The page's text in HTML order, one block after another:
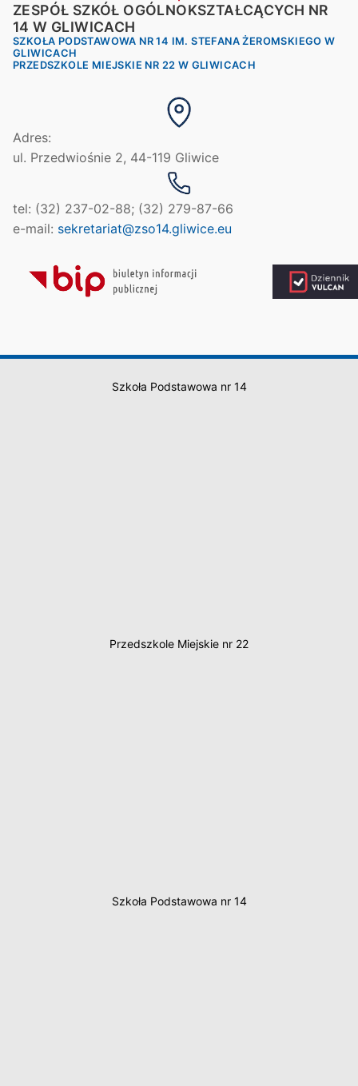
ZESPÓŁ SZKÓŁ OGÓLNOKSZTAŁCĄCYCH NR
14 W GLIWICACH
SZKOŁA PODSTAWOWA NR 14 IM. STEFANA ŻEROMSKIEGO W
GLIWICACH
PRZEDSZKOLE MIEJSKIE NR 22 W GLIWICACH
Adres:
ul. Przedwiośnie 2, 44-119 Gliwice
tel: (32) 237-02-88; (32) 279-87-66
e-mail: sekretariat@zso14.gliwice.eu
Szkoła Podstawowa nr 14
Przedszkole Miejskie nr 22
Szkoła Podstawowa nr 14